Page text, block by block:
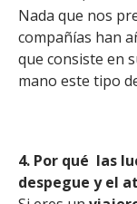
Nada que nos
compañías han
que consiste en
mano este tipo
4. Por qué las
despegue y el